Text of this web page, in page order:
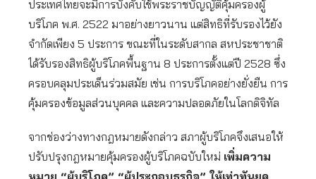
ประเทศไทยจะมีการบังคับใช้พระราชบัญญัติคุ้มครองผู้
บริโภค พ.ศ. 2522 มาอย่างยาวนาน แต่สิทธิที่รับรองไว้ยัง
จำกัดเพียง 5 ประการ ขณะที่ในระดับสากล สหประชาชาติ
ได้รับรองสิทธิผู้บริโภคพื้นฐาน 8 ประการตั้งแต่ปี 2528 ซึ่ง
ครอบคลุมประเด็นร่วมสมัย เช่น การบริโภคอย่างยั่งยืน การ
คุ้มครองข้อมูลส่วนบุคคล และความปลอดภัยในโลกดิจิทัล
จากช่องว่างทางกฎหมายดังกล่าว สภาผู้บริโภคจึงเสนอให้
ปรับปรุงกฎหมายคุ้มครองผู้บริโภคฉบับใหม่ เพิ่มความ